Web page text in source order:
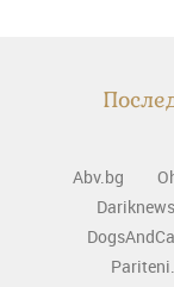
Abv.bg